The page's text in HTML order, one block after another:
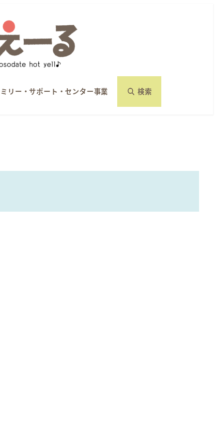
リー・サポート・センター事業 検索